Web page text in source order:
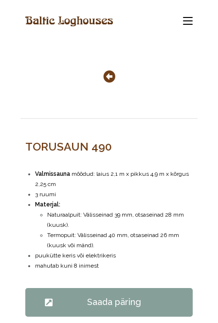
TORUSAUN 490
Valmissauna mõõdud: laius 2,1 m x pikkus 4,9 m x kõrgus
2,25 cm
3 ruumi
Materjal:
Naturaalpuit: Välisseinad 39 mm, otsaseinad 28 mm
(kuusk).
Termopuit: Välisseinad 40 mm, otsaseinad 26 mm
(kuusk või mänd).
puukütte keris või elektrikeris
mahutab kuni 8 inimest
Saada päring